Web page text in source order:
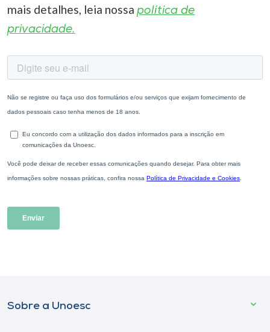
mais detalhes, leia nossa política de
privacidade.
Sobre a Unoesc